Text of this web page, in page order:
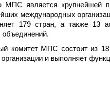
МПС является крупнейшей
международных
179 стран, а также 13
объединений.
комитет МПС состоит из
и выполняет